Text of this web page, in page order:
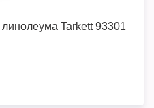
Tarkett 93301